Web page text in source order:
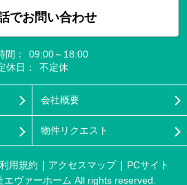
でお問い合わせ
間：
09:00～18:00
休日：
不定休
会社概要
物件リクエスト
利用規約 アクセスマップ
PCサイト
ヴァーホーム All rights reserved.